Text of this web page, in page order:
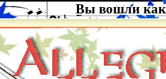
Вы вошли как